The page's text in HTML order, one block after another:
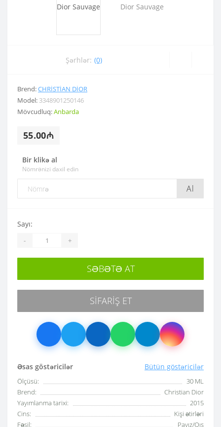
Şərhlər: (0)
Brend:CHRISTIAN DIOR
Model: 3348901250146
Mövcudluq:Anbarda
55.00₼
Bir klikə al
Nömrənizi daxil edin
Al
Əsas göstəricilər Bütün göstəricilər
Ölçüsü:
30 ML
Brend:
Christian Dior
Yayımlanma tarixi:
2015
Cins:
Kişi ətirləri
Fəsil:
Payız/Qış
Sayı:
- +
SƏBƏTƏ AT
SIFARIŞ ET